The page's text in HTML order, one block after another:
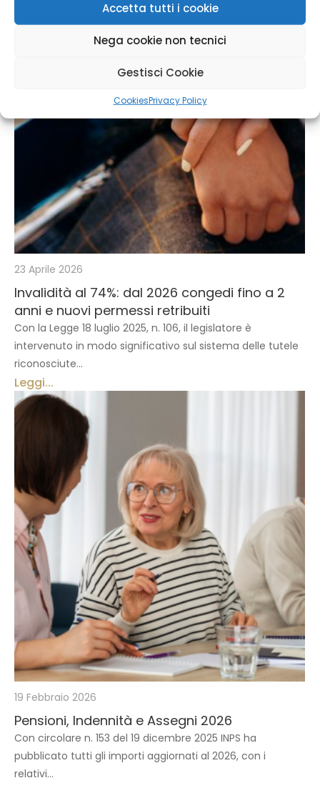
Accetta tutti i cookie
Nega cookie non tecnici
Gestisci Cookie
CookiesPrivacy Policy
23 Aprile 2026
Invalidità al 74%: dal 2026 congedi fino a 2
anni e nuovi permessi retribuiti
Con la Legge 18 luglio 2025, n. 106, il legislatore è
intervenuto in modo significativo sul sistema delle tutele
riconosciute...
Leggi...
19 Febbraio 2026
Pensioni, Indennità e Assegni 2026
Con circolare n. 153 del 19 dicembre 2025 INPS ha
pubblicato tutti gli importi aggiornati al 2026, con i
relativi...